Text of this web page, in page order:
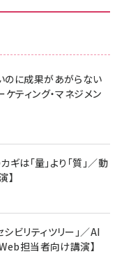
のに成果があがらない
ティング・マネジメン
は「量」より「質」／動
】
ビリティツリー」／AI
担当者向け講演】